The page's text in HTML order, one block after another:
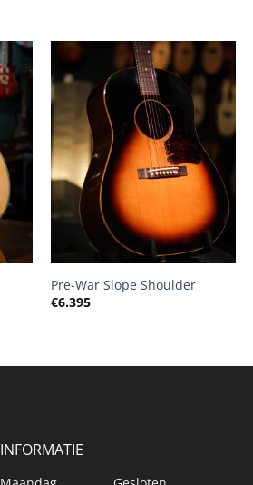
Pre-War Slope Shoulder
€6.395
INFORMATIE